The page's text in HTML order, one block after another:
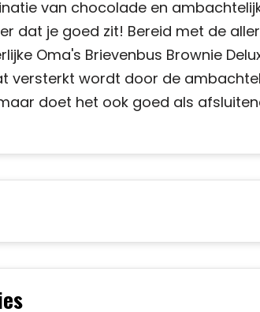
van chocolade en
dat je goed zit! Bereid met de
Oma's Brievenbus Brownie
versterkt wordt door de
doet het ook goed als